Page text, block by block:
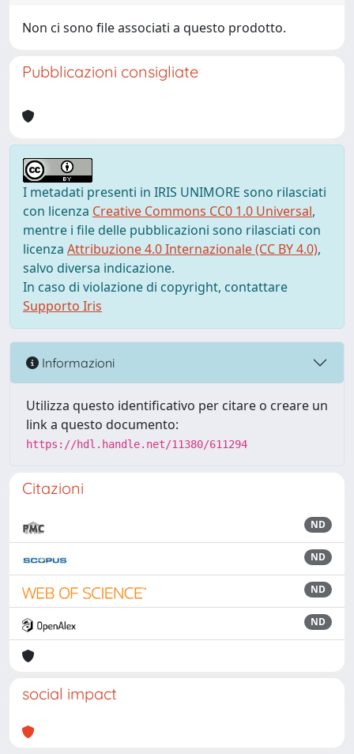
Non ci sono file associati a questo prodotto.
Pubblicazioni consigliate
I metadati presenti in IRIS UNIMORE sono rilasciati
con licenza Creative Commons CC0 1.0 Universal,
mentre i file delle pubblicazioni sono rilasciati con
licenza Attribuzione 4.0 Internazionale (CC BY 4.0),
salvo diversa indicazione.
In caso di violazione di copyright, contattare
Supporto Iris
Informazioni
Utilizza questo identificativo per citare o creare un
link a questo documento:
https://hdl.handle.net/11380/611294
Citazioni
ND
ND
ND
ND
social impact